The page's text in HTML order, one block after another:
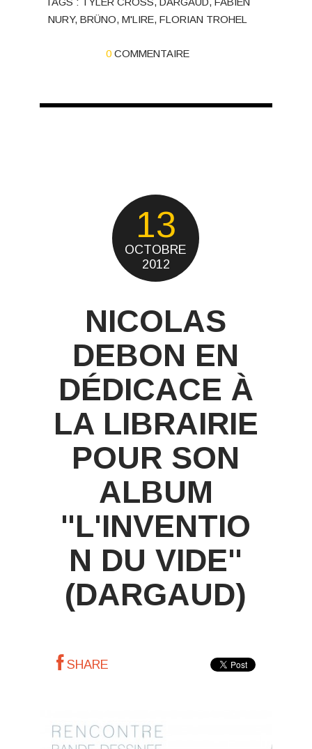
NURY,BRÜNO,M'LIRE,FLORIAN TROHEL
0 COMMENTAIRE
13
OCTOBRE
2012
NICOLAS
DEBON EN
DÉDICACE À
LA LIBRAIRIE
POUR SON
ALBUM
"L'INVENTIO
N DU VIDE"
(DARGAUD)
SHARE